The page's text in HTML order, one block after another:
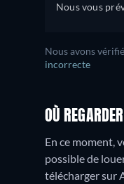
Nous vous
Nous avons
incorrecte
OÙ
En ce moment,
possible de
télécharger sur